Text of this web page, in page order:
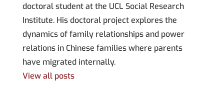
doctoral student at the UCL Social Research
Institute. His doctoral project explores the
dynamics of family relationships and power
relations in Chinese families where parents
have migrated internally.
View all posts